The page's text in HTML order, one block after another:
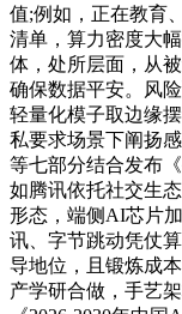
值;例如，正在教育
清单，算力密度大
体，处所层面，从
确保数据平安。风
轻量化模子取边缘
私要求场景下阐扬
等七部分结合发布
如腾讯依托社交生
形态，端侧AI芯片
讯、字节跳动凭仗
导地位，且锻炼成
产学研合做，手艺